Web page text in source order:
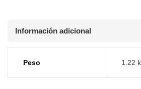
Información adicional
Peso 1.22